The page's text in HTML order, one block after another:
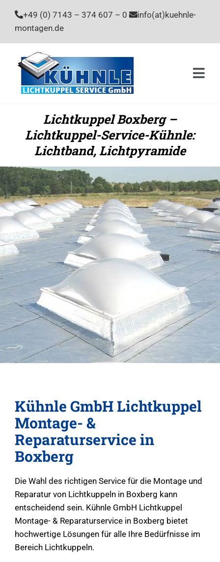
Inhalt
springen
+49 (0) 7143 – 374 607 – 0
info(at)kuehnle-
montagen.de
Lichtkuppel Boxberg –
Lichtkuppel-Service-Kühnle:
Lichtband, Lichtpyramide
Kühnle GmbH Lichtkuppel
Montage- &
Reparaturservice in
Boxberg
Die Wahl des richtigen Service für die Montage und
Reparatur von Lichtkuppeln in Boxberg kann
entscheidend sein. Kühnle GmbH Lichtkuppel
Montage- & Reparaturservice in Boxberg bietet
hochwertige Lösungen für alle Ihre Bedürfnisse im
Bereich Lichtkuppeln.